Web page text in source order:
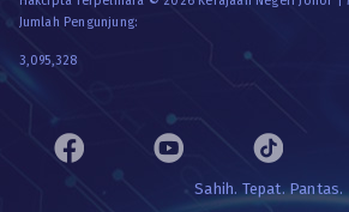
Jumlah Pengunjung:
3,095,328
Sahih. Tepat. Pantas.